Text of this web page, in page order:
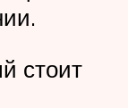
стоит